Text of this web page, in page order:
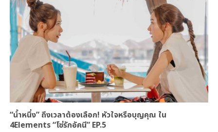
“น้ำหนึ่ง” ถึงเวลาต้องเลือก! หัวใจหรือบุญคุณ ใน
4Elements “โซ่รักอัคนี” EP.5